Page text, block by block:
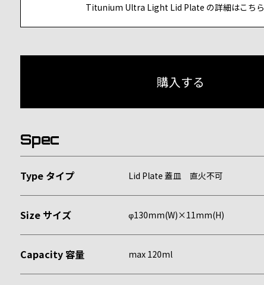
Titunium Ultra Light Lid Plate の詳細はこちら
Spec
Type タイプ Lid Plate 蓋皿 直火不可
Size サイズ φ130mm(W)×11mm(H)
Capacity 容量 max 120ml